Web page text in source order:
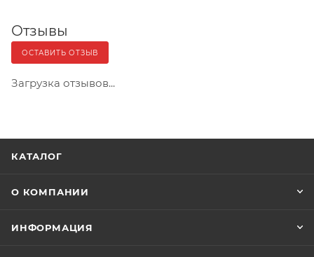
Отзывы
ОСТАВИТЬ ОТЗЫВ
Загрузка отзывов...
КАТАЛОГ
О КОМПАНИИ
ИНФОРМАЦИЯ